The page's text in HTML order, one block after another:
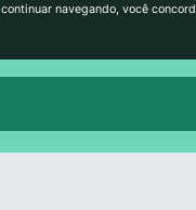
continuar navegando, você